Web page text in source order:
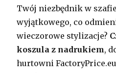
Twój niezbędnik w
wyjątkowego, co
wieczorowe stylizacje?
koszula z nadrukiem,
hurtowni